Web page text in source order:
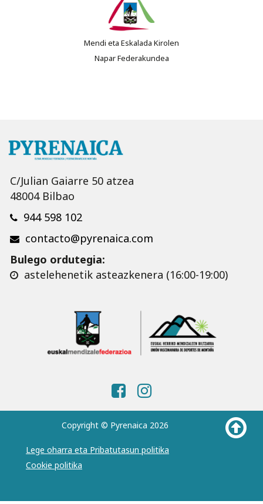
Mendi eta Eskalada Kirolen
Napar Federakundea
C/Julian Gaiarre 50 atzea
48004 Bilbao
944 598 102
contacto@pyrenaica.com
Bulego ordutegia:
astelehenetik asteazkenera (16:00-19:00)
Copyright © Pyrenaica 2026
Lege oharra eta Pribatutasun politika
Cookie politika